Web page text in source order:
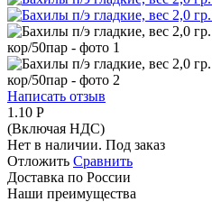
Написать отзыв
1.10 Р
(Включая НДС)
Нет в наличии. Под заказ
Отложить Сравнить
Доставка по России
Наши преимущества